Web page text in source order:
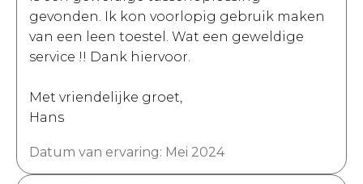
gevonden. Ik kon voorlopig gebruik maken
van een leen toestel. Wat een geweldige
service !! Dank hiervoor.
Met vriendelijke groet,
Hans
Datum van ervaring: Mei 2024